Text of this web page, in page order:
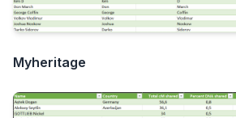
Myheritage